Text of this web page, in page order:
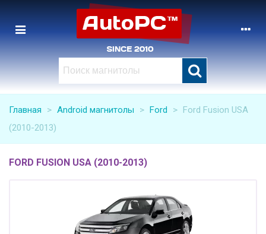
Главная > Android магнитолы > Ford > Ford Fusion USA
(2010-2013)
FORD FUSION USA (2010-2013)